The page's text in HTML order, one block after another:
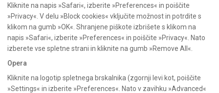
Kliknite na napis »Safari«, izberite »Preferences« in poiščite
»Privacy«. V delu »Block cookies« vključite možnost in potrdite s
klikom na gumb »OK«. Shranjene piškote izbrišete s klikom na
napis »Safari«, izberite »Preferences« in poiščite »Privacy«. Nato
izberete vse spletne strani in kliknite na gumb »Remove All«.
Opera
Kliknite na logotip spletnega brskalnika (zgornji levi kot, poiščite
»Settings« in izberite »Preferences«. Nato v zavihku »Advanced«